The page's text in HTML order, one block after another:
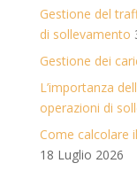
Gestione del
di sollevamento
Gestione dei
L’importanza
operazioni di
Come calcolare
18 Luglio 2026